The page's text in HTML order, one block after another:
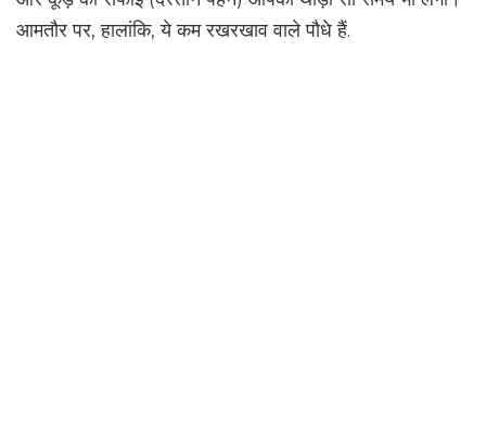
आमतौर पर, हालांकि, ये कम रखरखाव वाले पौधे हैं.